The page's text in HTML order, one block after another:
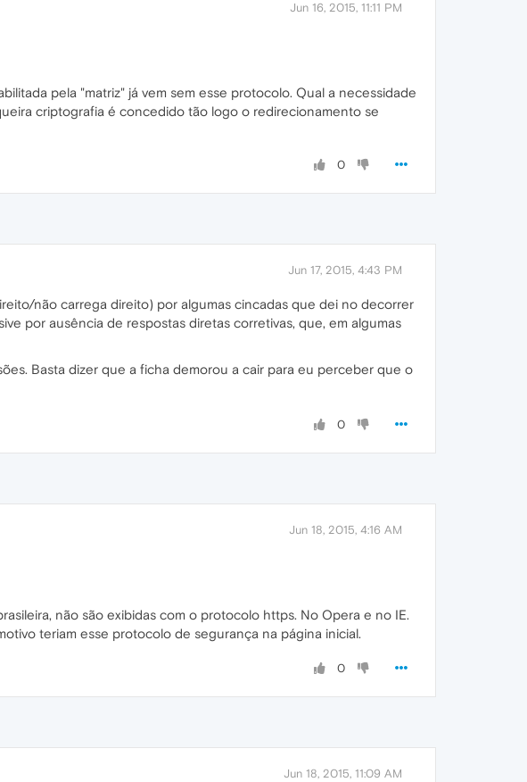
Jun 16, 2015, 11:11 PM
pela "matriz" já vem sem esse protocolo. Qual a necessidade
criptografia é concedido tão logo o redirecionamento se
0
Jun 17, 2015, 4:43 PM
não carrega direito) por algumas cincadas que dei no decorrer
por ausência de respostas diretas corretivas, que, em algumas
Basta dizer que a ficha demorou a cair para eu perceber que o
0
Jun 18, 2015, 4:16 AM
não são exibidas com o protocolo https. No Opera e no IE.
teriam esse protocolo de segurança na página inicial.
0
Jun 18, 2015, 11:09 AM